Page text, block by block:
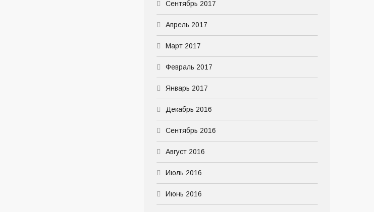
Сентябрь 2017
Апрель 2017
Март 2017
Февраль 2017
Январь 2017
Декабрь 2016
Сентябрь 2016
Август 2016
Июль 2016
Июнь 2016